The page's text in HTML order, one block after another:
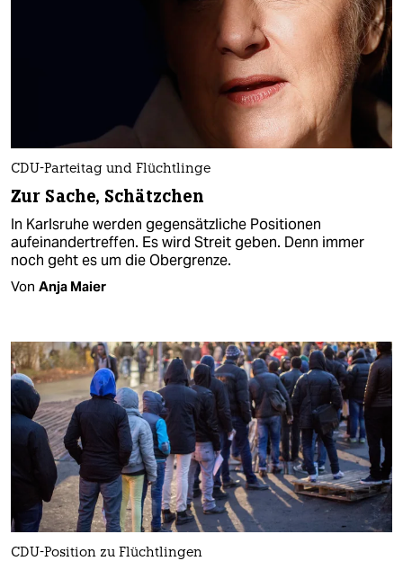
CDU-Parteitag und Flüchtlinge
Zur Sache, Schätzchen
In Karlsruhe werden gegensätzliche Positionen
aufeinandertreffen. Es wird Streit geben. Denn immer
noch geht es um die Obergrenze.
Von Anja Maier
CDU-Position zu Flüchtlingen